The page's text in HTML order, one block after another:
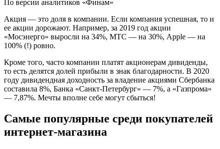
По версии аналитиков «Финам»
Акция — это доля в компании. Если компания успешная, то и
ее акции дорожают. Например, за 2019 год акции
«Мосэнерго» выросли на 34%, МТС — на 30%, Apple — на
100% (!) ровно.
Кроме того, часто компании платят акционерам дивиденды,
то есть делятся долей прибыли в знак благодарности. В 2020
году дивидендная доходность за владение акциями Сбербанка
составила 8%, Банка «Санкт-Петербург» — 7%, а «Газпрома»
— 7,87%. Мечты вполне себе могут сбыться!
Самые популярные среди покупателей
интернет-магазина